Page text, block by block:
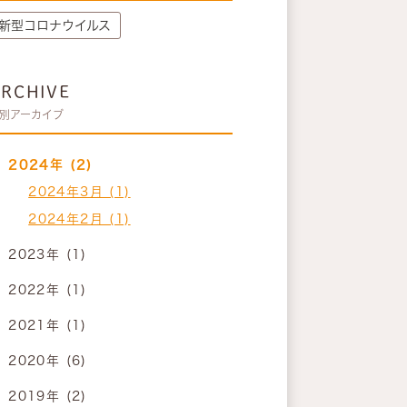
型コロナウイルス
アーカイブ
2024年 (2)
2024年3月 (1)
2024年2月 (1)
2023年 (1)
2022年 (1)
2021年 (1)
2020年 (6)
2019年 (2)